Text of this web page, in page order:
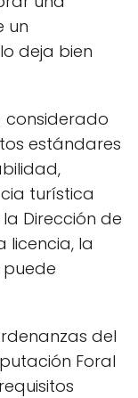
un
deja bien
considerado
estándares
turística
Dirección de
licencia, la
del
Foral